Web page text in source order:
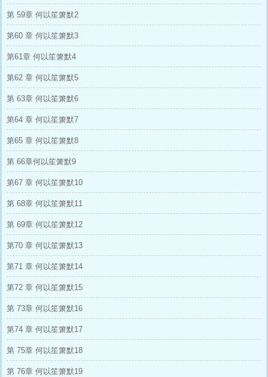
第 59章 何以笙箫默2
第60 章 何以笙箫默3
第61章 何以笙箫默4
第62 章 何以笙箫默5
第 63章 何以笙箫默6
第64 章 何以笙箫默7
第65 章 何以笙箫默8
第 66章何以笙箫默9
第67 章 何以笙箫默10
第 68章 何以笙箫默11
第 69章 何以笙箫默12
第70 章 何以笙箫默13
第71 章 何以笙箫默14
第72 章 何以笙箫默15
第 73章 何以笙箫默16
第74 章 何以笙箫默17
第 75章 何以笙箫默18
第 76章 何以笙箫默19